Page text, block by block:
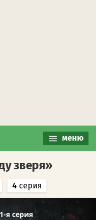
меню
зверя»
4 серия